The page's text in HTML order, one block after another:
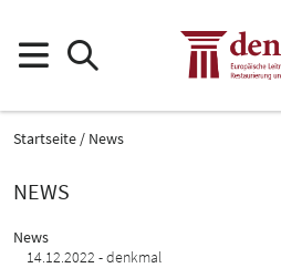
Startseite
News
NEWS
News
14.12.2022
denkmal